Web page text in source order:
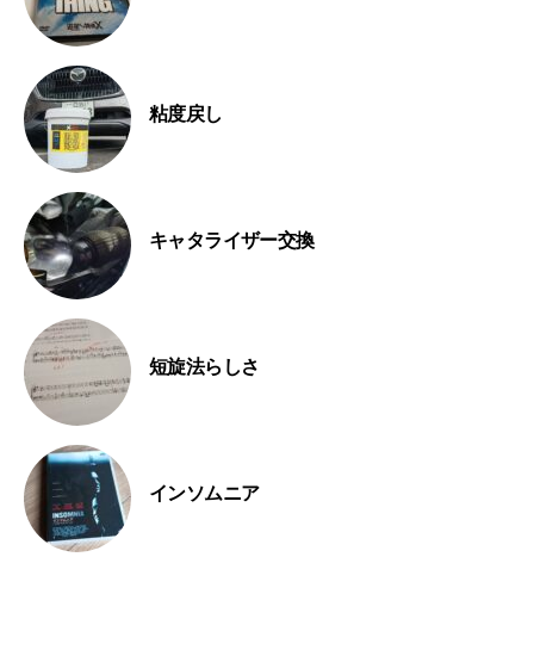
粘度戻し
キャタライザー交換
短旋法らしさ
インソムニア